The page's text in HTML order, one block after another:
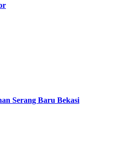
Serang Baru Bekasi